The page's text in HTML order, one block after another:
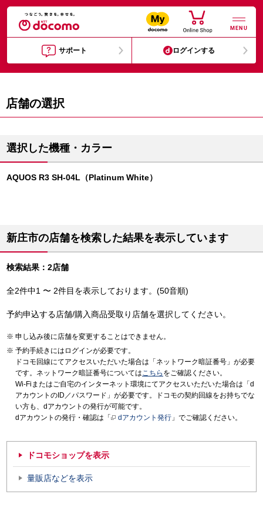
MENU
サポート ログインする
店舗の選択
選択した機種・カラー
AQUOS R3 SH-04L（Platinum White）
新庄市の店舗を検索した結果を表示しています
検索結果：2店舗
全2件中1 〜 2件目を表示しております。(50音順)
予約申込する店舗/購入商品受取り店舗を選択してください。
申し込み後に店舗を変更することはできません。
予約手続きにはログインが必要です。
ドコモ回線にてアクセスいただいた場合は「ネットワーク暗証番号」が必要
です。ネットワーク暗証番号についてはこちら をご確認ください。
Wi-Fiまたはご自宅のインターネット環境にてアクセスいただいた場合は「d
アカウントのID／パスワード」が必要です。ドコモの契約回線をお持ちでな
い方も、dアカウントの発行が可能です。
dアカウントの発行・確認は「
dアカウント発行 」でご確認ください。
ドコモショップを表示
量販店などを表示